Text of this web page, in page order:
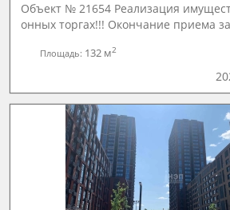
Объект № 21654 Реализация
онных торгах!!! Окончание приема
Площадь: 132 м2